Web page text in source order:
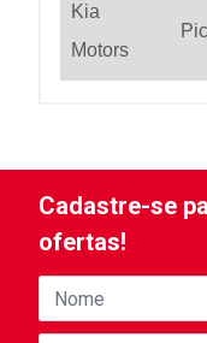
Kia
Motors
Cadastre-se
ofertas!